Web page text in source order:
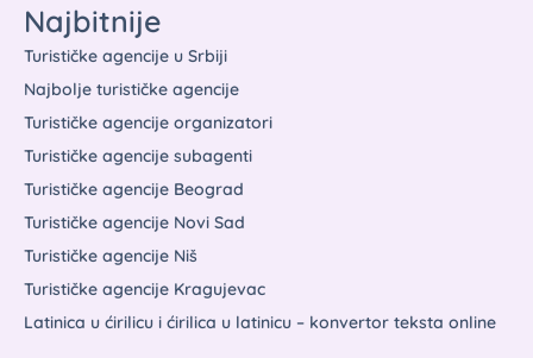
Najbitnije
Turističke agencije u Srbiji
Najbolje turističke agencije
Turističke agencije organizatori
Turističke agencije subagenti
Turističke agencije Beograd
Turističke agencije Novi Sad
Turističke agencije Niš
Turističke agencije Kragujevac
Latinica u ćirilicu i ćirilica u latinicu – konvertor teksta online